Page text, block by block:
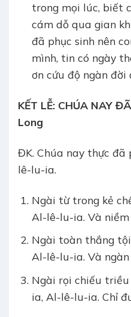
trong mọi lúc, biết
cám dỗ qua gian
đã phục sinh nên
mình, tin có ngày
ơn cứu độ ngàn đời
KẾT LỄ: CHÚA NAY
Long
ĐK. Chúa nay thực
lê-lu-ia.
Ngài từ trong kẻ
Al-lê-lu-ia. Và
Ngài toàn thắng
Al-lê-lu-ia. Và
Ngài rọi chiếu
ia, Al-lê-lu-ia. Chỉ